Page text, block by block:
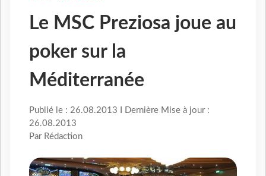
Le MSC Preziosa joue au
poker sur la
Méditerranée
Publié le : 26.08.2013 I Dernière Mise à jour :
26.08.2013
Par Rédaction